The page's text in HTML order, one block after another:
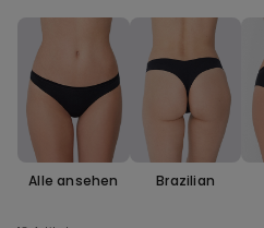
Alle ansehen Brazilian